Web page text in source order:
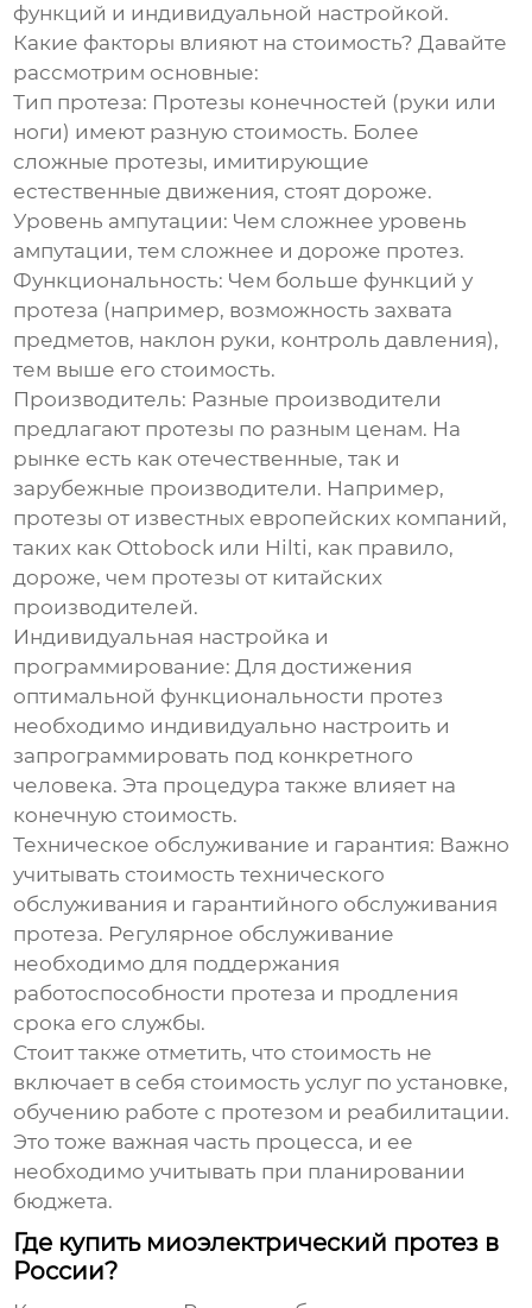
функций и индивидуальной настройкой.
Какие факторы влияют на стоимость? Давайте
рассмотрим основные:
Тип протеза: Протезы конечностей (руки или
ноги) имеют разную стоимость. Более
сложные протезы, имитирующие
естественные движения, стоят дороже.
Уровень ампутации: Чем сложнее уровень
ампутации, тем сложнее и дороже протез.
Функциональность: Чем больше функций у
протеза (например, возможность захвата
предметов, наклон руки, контроль давления),
тем выше его стоимость.
Производитель: Разные производители
предлагают протезы по разным ценам. На
рынке есть как отечественные, так и
зарубежные производители. Например,
протезы от известных европейских компаний,
таких как Ottobock или Hilti, как правило,
дороже, чем протезы от китайских
производителей.
Индивидуальная настройка и
программирование: Для достижения
оптимальной функциональности протез
необходимо индивидуально настроить и
запрограммировать под конкретного
человека. Эта процедура также влияет на
конечную стоимость.
Техническое обслуживание и гарантия: Важно
учитывать стоимость технического
обслуживания и гарантийного обслуживания
протеза. Регулярное обслуживание
необходимо для поддержания
работоспособности протеза и продления
срока его службы.
Стоит также отметить, что стоимость не
включает в себя стоимость услуг по установке,
обучению работе с протезом и реабилитации.
Это тоже важная часть процесса, и ее
необходимо учитывать при планировании
бюджета.
Где купить миоэлектрический протез в
России?